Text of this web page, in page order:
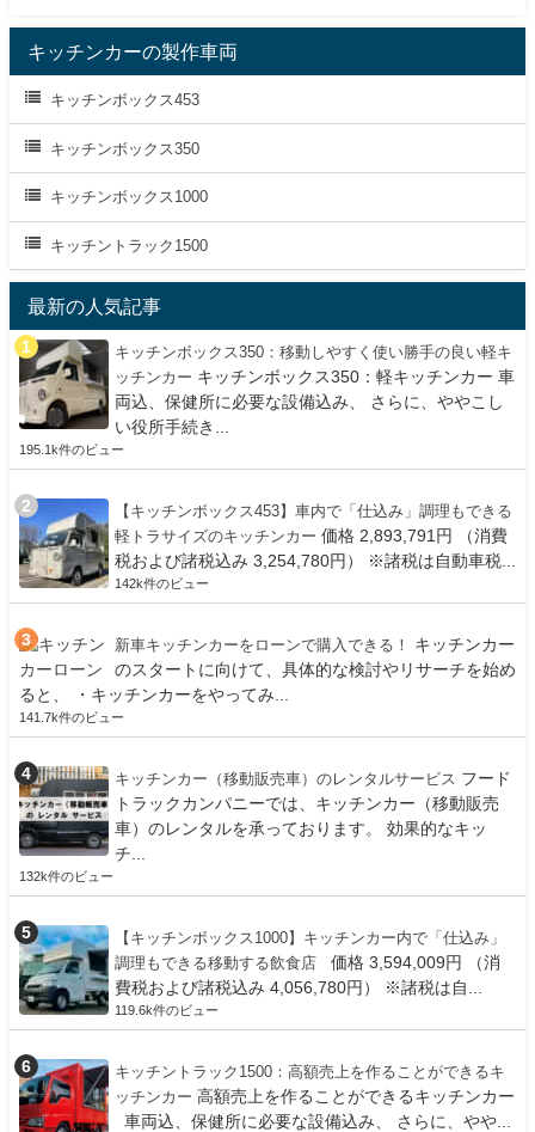
キッチンカーの製作車両
キッチンボックス453
キッチンボックス350
キッチンボックス1000
キッチントラック1500
最新の人気記事
キッチンボックス350：移動しやすく使い勝手の良い軽キ
ッチンカー キッチンボックス350：軽キッチンカー 車
両込、保健所に必要な設備込み、 さらに、ややこし
い役所手続き...
195.1k件のビュー
【キッチンボックス453】車内で「仕込み」調理もできる
軽トラサイズのキッチンカー 価格 2,893,791円 （消費
税および諸税込み 3,254,780円） ※諸税は自動車税...
142k件のビュー
新車キッチンカーをローンで購入できる！
キッチンカー
のスタートに向けて、具体的な検討やリサーチを始め
ると、 ・キッチンカーをやってみ...
141.7k件のビュー
キッチンカー（移動販売車）のレンタルサービス フード
トラックカンパニーでは、キッチンカー（移動販売
車）のレンタルを承っております。 効果的なキッ
チ...
132k件のビュー
【キッチンボックス1000】キッチンカー内で「仕込み」
調理もできる移動する飲食店
価格 3,594,009円 （消
費税および諸税込み 4,056,780円） ※諸税は自...
119.6k件のビュー
キッチントラック1500：高額売上を作ることができるキ
ッチンカー 高額売上を作ることができるキッチンカー
車両込、保健所に必要な設備込み、 さらに、やや...